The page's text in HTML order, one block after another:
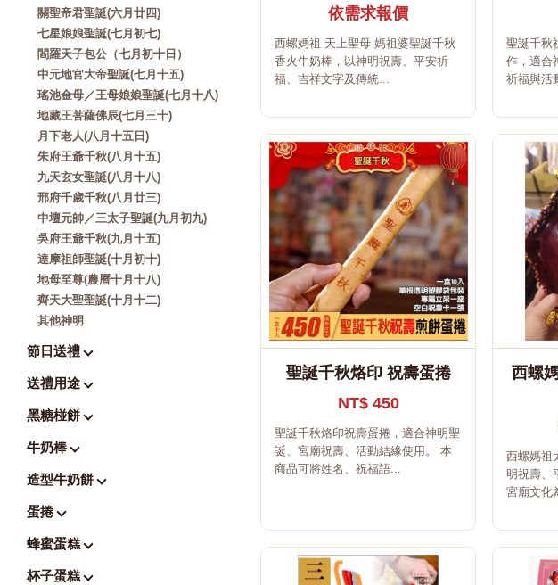
關聖帝君聖誕(六月廿四)
七星娘娘聖誕(七月初七)
閻羅天子包公（七月初十日）
中元地官大帝聖誕(七月十五)
瑤池金母／王母娘娘聖誕(七月十八)
地藏王菩薩佛辰(七月三十)
月下老人(八月十五日)
朱府王爺千秋(八月十五)
九天玄女聖誕(八月十八)
邢府千歲千秋(八月廿三)
中壇元帥／三太子聖誕(九月初九)
吳府王爺千秋(九月十五)
達摩祖師聖誕(十月初十)
地母至尊(農曆十月十八)
齊天大聖聖誕(十月十二)
其他神明
節日送禮
送禮用途
黑糖椪餅
牛奶棒
造型牛奶餅
蛋捲
蜂蜜蛋糕
杯子蛋糕
依需求報價
西螺媽祖 天上聖母 媽祖婆聖誕千秋
香火牛奶棒，以神明祝壽、平安祈
福、吉祥文字及傳統...
聖誕千秋
作，適合
祈福與活
聖誕千秋烙印 祝壽蛋捲
NT$ 450
聖誕千秋烙印祝壽蛋捲，適合神明聖
誕、宮廟祝壽、活動結緣使用。 本
商品可將姓名、祝福語...
西螺
西螺媽祖
明祝壽、
宮廟文化